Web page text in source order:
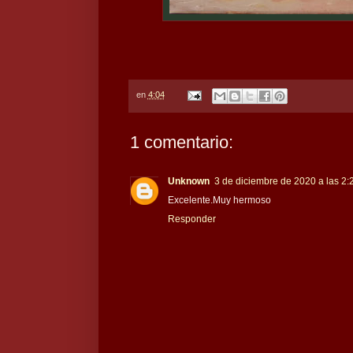
en 4:04
1 comentario:
Unknown 3 de diciembre de 2020 a las
Excelente.Muy hermoso
Responder